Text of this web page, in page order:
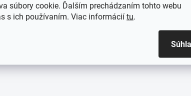
súbory cookie. Ďalším prechádzaním tohto webu
s ich používaním. Viac informácií tu.